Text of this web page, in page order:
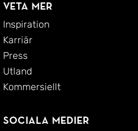
Veta mer
Inspiration
Karriär
Press
Utland
Kommersiellt
Sociala medier